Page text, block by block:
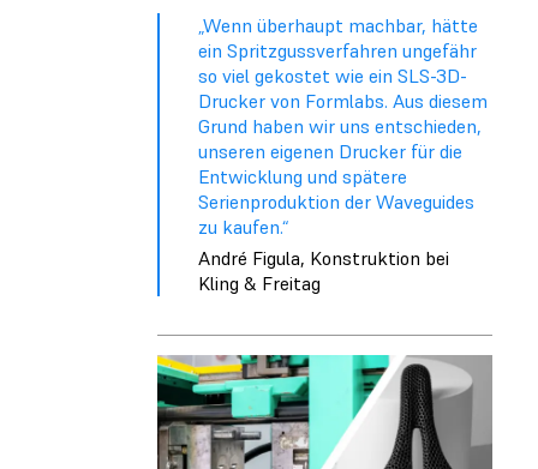
„Wenn überhaupt machbar, hätte
ein Spritzgussverfahren ungefähr
so viel gekostet wie ein SLS-3D-
Drucker von Formlabs. Aus diesem
Grund haben wir uns entschieden,
unseren eigenen Drucker für die
Entwicklung und spätere
Serienproduktion der Waveguides
zu kaufen.“
André Figula, Konstruktion bei
Kling & Freitag